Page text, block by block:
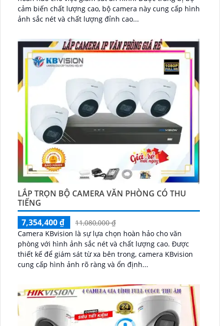
cảm biến chất lượng cao, bộ camera này cung cấp hình
ảnh sắc nét và chất lượng đỉnh cao...
LẮP TRỌN BỘ CAMERA VĂN PHÒNG CÓ THU
TIẾNG
7,354,400 ₫
11,080,000 ₫
Camera KBvision là sự lựa chọn hoàn hảo cho văn
phòng với hình ảnh sắc nét và chất lượng cao. Được
thiết kế để giám sát từ xa bên trong, camera KBvision
cung cấp hình ảnh rõ ràng và ổn định...